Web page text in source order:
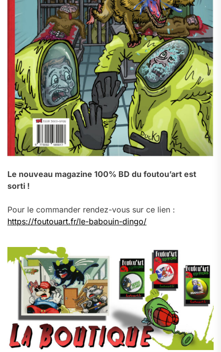
Le nouveau magazine 100% BD du foutou’art est
sorti !
Pour le commander rendez-vous sur ce lien :
https://foutouart.fr/le-babouin-dingo/